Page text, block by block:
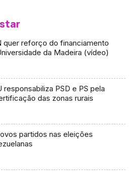
quer reforço do financiamento
da Madeira (vídeo)
responsabiliza PSD e PS pela
das zonas rurais
partidos nas eleições